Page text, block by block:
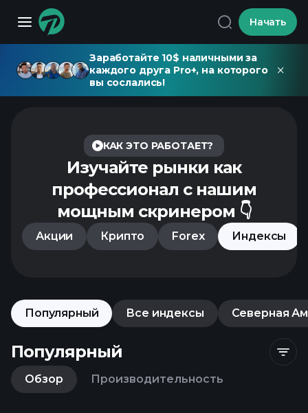
Начать
Заработайте 10$ наличными за
каждого друга Pro+, на которого
вы сослались!
КАК ЭТО РАБОТАЕТ?
Изучайте рынки как
профессионал с нашим
мощным скринером 👇
Акции Крипто Forex Индексы
Популярный Все индексы Северная
Популярный
Обзор Производительность